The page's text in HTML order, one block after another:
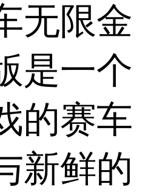
无限金
是一个
的赛车
新鲜的